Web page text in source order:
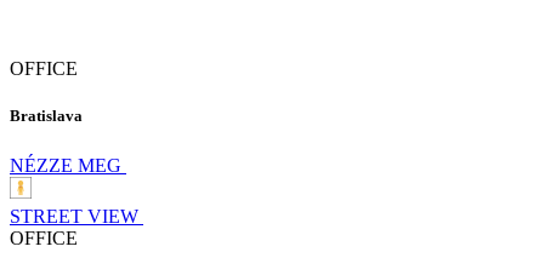
OFFICE
Bratislava
NÉZZE MEG
STREET VIEW
OFFICE